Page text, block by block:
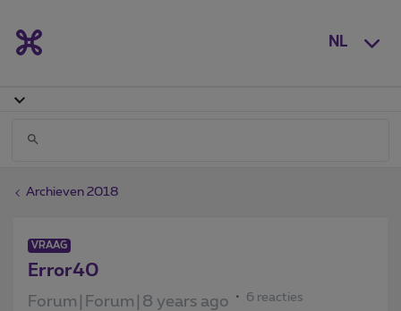
NL
Archieven 2018
VRAAG
Error40
Forum|Forum|8 years ago 6 reacties